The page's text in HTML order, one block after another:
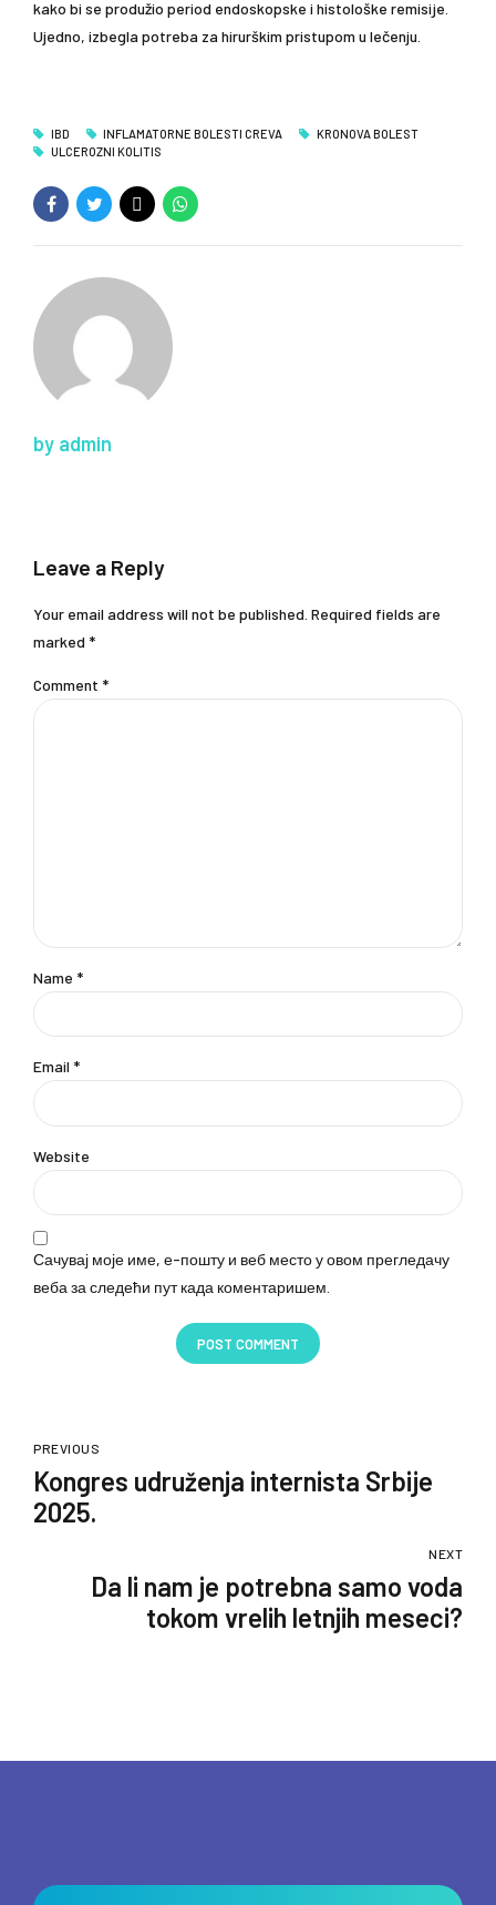
kako bi se produžio period endoskopske i histološke remisije.
Ujedno, izbegla potreba za hirurškim pristupom u lečenju.
IBD INFLAMATORNE BOLESTI CREVA
KRONOVA BOLEST
ULCEROZNI KOLITIS
by admin
Leave a Reply
Your email address will not be published. Required fields are
marked *
Comment *
Name *
Email *
Website
Сачувај моје име, е-пошту и веб место у овом прегледачу
веба за следећи пут када коментаришем.
POST COMMENT
PREVIOUS
Kongres udruženja internista Srbije
2025.
NEXT
Da li nam je potrebna samo voda
tokom vrelih letnjih meseci?